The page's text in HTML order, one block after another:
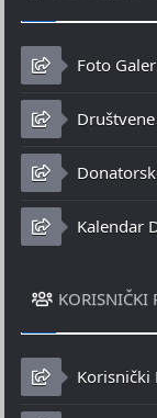
Foto
Kalendar
KORISNIČKI
Korisnički